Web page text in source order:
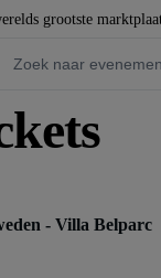
grootste
- Villa Belparc